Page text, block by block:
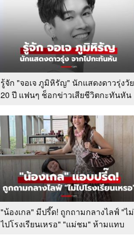
รู้จัก "จอเจ ภูมิหิรัญ" นักแสดงดาวรุ่งวัย
20 ปี แฟนๆ ช็อกข่าวเสียชีวิตกะทันหัน
"น้องเกล" มีปรี๊ด! ถูกถามกลางไลฟ์ "ไม่
ไปโรงเรียนเหรอ" "แม่ชม" ห้ามแทบ